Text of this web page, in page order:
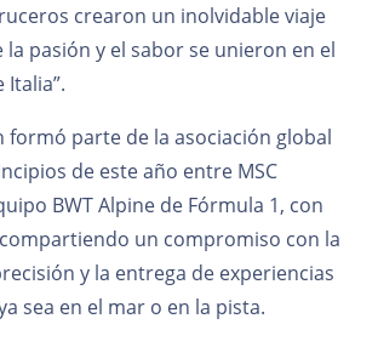
crearon un inolvidable viaje
pasión y el sabor se unieron en el
Italia”.
formó parte de la asociación global
de este año entre MSC
BWT Alpine de Fórmula 1, con
un compromiso con la
y la entrega de experiencias
sea en el mar o en la pista.